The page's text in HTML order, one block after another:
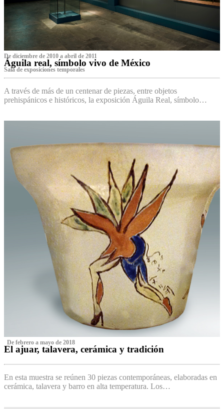
De diciembre de 2010 a abril de 2011
Águila real, símbolo vivo de México
Sala de exposiciones temporales
A través de más de un centenar de piezas, entre objetos
prehispánicos e históricos, la exposición Águila Real, símbolo…
‌ De febrero a mayo de 2018
El ajuar, talavera, cerámica y tradición
En esta muestra se reúnen 30 piezas contemporáneas, elaboradas en
cerámica, talavera y barro en alta temperatura. Los…